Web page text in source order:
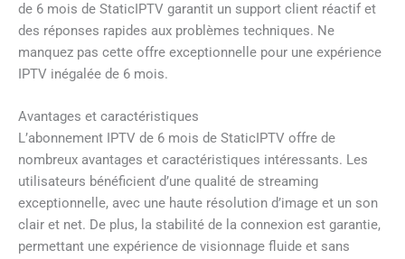
de 6 mois de StaticIPTV garantit un support client réactif et
des réponses rapides aux problèmes techniques. Ne
manquez pas cette offre exceptionnelle pour une expérience
IPTV inégalée de 6 mois.
Avantages et caractéristiques
L’abonnement IPTV de 6 mois de StaticIPTV offre de
nombreux avantages et caractéristiques intéressants. Les
utilisateurs bénéficient d’une qualité de streaming
exceptionnelle, avec une haute résolution d’image et un son
clair et net. De plus, la stabilité de la connexion est garantie,
permettant une expérience de visionnage fluide et sans